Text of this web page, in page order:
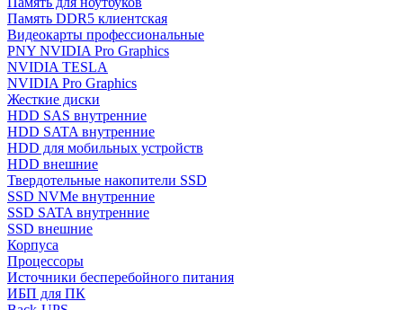
Память DDR5 клиентская
Видеокарты профессиональные
PNY NVIDIA Pro Graphics
NVIDIA TESLA
NVIDIA Pro Graphics
Жесткие диски
HDD SAS внутренние
HDD SATA внутренние
HDD для мобильных устройств
HDD внешние
Твердотельные накопители SSD
SSD NVMe внутренние
SSD SATA внутренние
SSD внешние
Корпуса
Процессоры
Источники бесперебойного питания
ИБП для ПК